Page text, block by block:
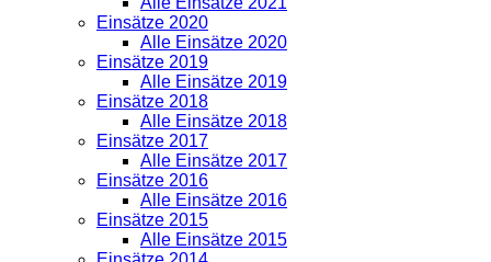
Einsätze 2020
Alle Einsätze 2020
Einsätze 2019
Alle Einsätze 2019
Einsätze 2018
Alle Einsätze 2018
Einsätze 2017
Alle Einsätze 2017
Einsätze 2016
Alle Einsätze 2016
Einsätze 2015
Alle Einsätze 2015